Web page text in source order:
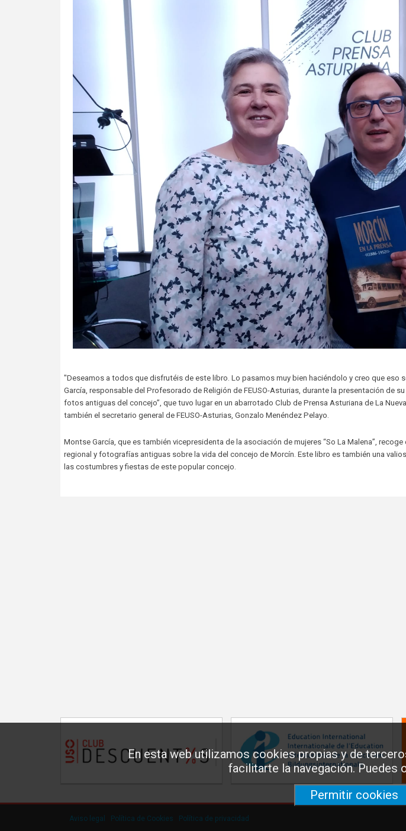
En esta web utilizamos cookies propias y de
facilitarte la navegación. Puedes
Permitir cookies
"Deseamos a todos que disfrutéis de este libro. Lo pasamos muy bien haciéndolo y creo que eso
García, responsable del Profesorado de Religión de FEUSO-Asturias, durante la presentación de
fotos antiguas del concejo”, que tuvo lugar en un abarrotado Club de Prensa Asturiana de La
también el secretario general de FEUSO-Asturias, Gonzalo Menéndez Pelayo.
Montse García, que es también vicepresidenta de la asociación de mujeres “So La Malena”,
regional y fotografías antiguas sobre la vida del concejo de Morcín. Este libro es también una
las costumbres y fiestas de este popular concejo.
Aviso legal Política de Cookies Política de privacidad